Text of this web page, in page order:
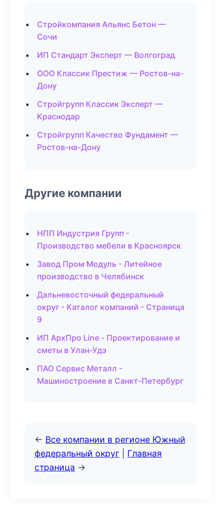
Стройкомпания Альянс Бетон —
Сочи
ИП Стандарт Эксперт — Волгоград
ООО Классик Престиж — Ростов-на-
Дону
Стройгрупп Классик Эксперт —
Краснодар
Стройгрупп Качество Фундамент —
Ростов-на-Дону
Другие компании
НПП Индустрия Групп -
Производство мебели в Красноярск
Завод Пром Модуль - Литейное
производство в Челябинск
Дальневосточный федеральный
округ - Каталог компаний - Страница
9
ИП АрхПро Line - Проектирование и
сметы в Улан-Удэ
ПАО Сервис Металл -
Машиностроение в Санкт-Петербург
← Все компании в регионе Южный
федеральный округ
Главная
страница →